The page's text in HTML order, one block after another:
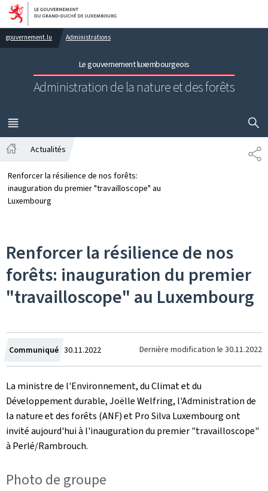
Aller au menu principal
Aller au contenu
gouvernement.lu Administrations
Le gouvernement luxembourgeois
Administration de la nature et des forêts
MENU
PRINCIPAL
Actualités
Renforcer la résilience de nos forêts:
inauguration du premier "travailloscope" au
Luxembourg
Renforcer la résilience de nos
forêts: inauguration du premier
"travailloscope" au Luxembourg
Communiqué Crée
le
30.11.2022 Dernière modification le 30.11.2022
La ministre de l'Environnement, du Climat et du
Développement durable, Joëlle Welfring, l'Administration de
la nature et des forêts (ANF) et Pro Silva Luxembourg ont
invité aujourd'hui à l'inauguration du premier "travailloscope"
à Perlé/Rambrouch.
Photo de groupe